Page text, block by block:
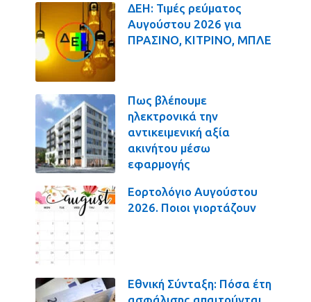
ΔΕΗ: Τιμές ρεύματος
Αυγούστου 2026 για
ΠΡΑΣΙΝΟ, ΚΙΤΡΙΝΟ, ΜΠΛΕ
Πως βλέπουμε
ηλεκτρονικά την
αντικειμενική αξία
ακινήτου μέσω
εφαρμογής
Εορτολόγιο Αυγούστου
2026. Ποιοι γιορτάζουν
Εθνική Σύνταξη: Πόσα έτη